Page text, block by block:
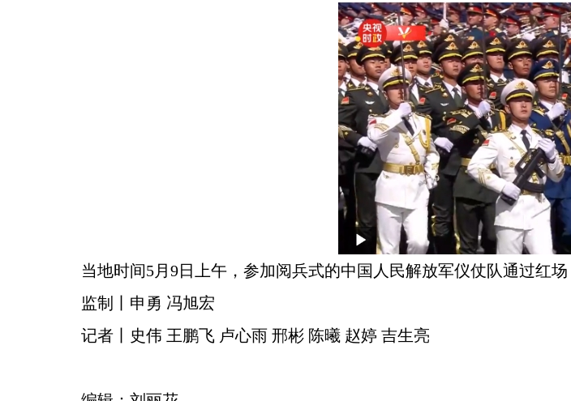
当地时间5月9日上午，参加阅兵式的中国人民解放军仪仗队通过红
监制丨申勇 冯旭宏
记者丨史伟 王鹏飞 卢心雨 邢彬 陈曦 赵婷 吉生亮